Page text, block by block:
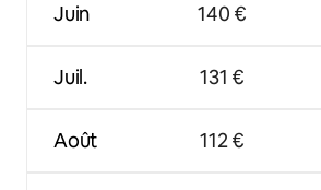
Juin
Juil.
Août
140 €
131 €
112 €